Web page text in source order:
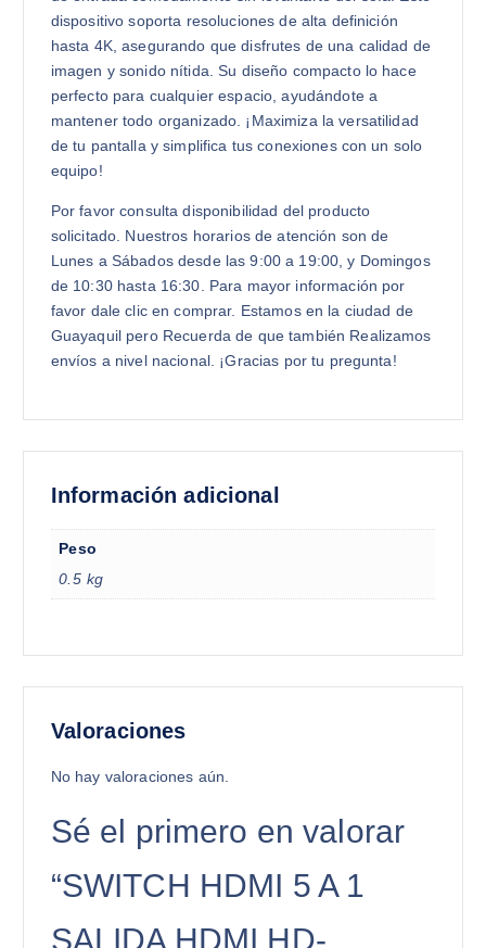
dispositivo soporta resoluciones de alta definición
hasta 4K, asegurando que disfrutes de una calidad de
imagen y sonido nítida. Su diseño compacto lo hace
perfecto para cualquier espacio, ayudándote a
mantener todo organizado. ¡Maximiza la versatilidad
de tu pantalla y simplifica tus conexiones con un solo
equipo!
Por favor consulta disponibilidad del producto
solicitado. Nuestros horarios de atención son de
Lunes a Sábados desde las 9:00 a 19:00, y Domingos
de 10:30 hasta 16:30. Para mayor información por
favor dale clic en comprar. Estamos en la ciudad de
Guayaquil pero Recuerda de que también Realizamos
envíos a nivel nacional. ¡Gracias por tu pregunta!
Información adicional
Peso
0.5 kg
Valoraciones
No hay valoraciones aún.
Sé el primero en valorar
“SWITCH HDMI 5 A 1
SALIDA HDMI HD-